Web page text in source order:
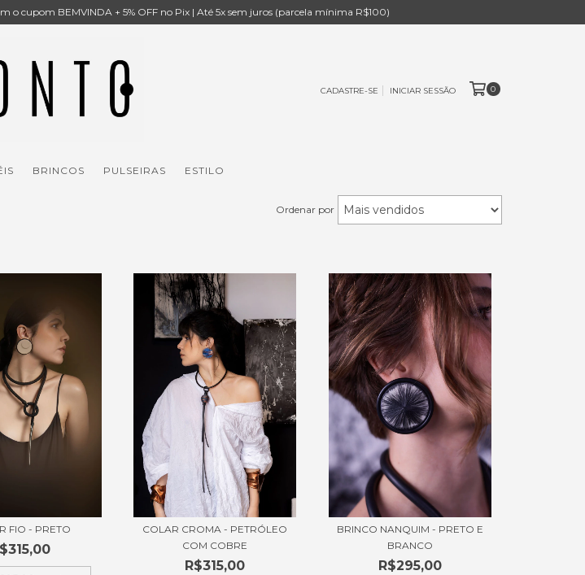
o cupom BEMVINDA + 5% OFF no Pix | Até 5x sem juros (parcela mínima R$100)
CADASTRE-SE INICIAR SESSÃO 0
BRINCOS PULSEIRAS ESTILO
Ordenar por
FIO - PRETO
COLAR CROMA - PETRÓLEO
COM COBRE
R$315,00
BRINCO NANQUIM - PRETO E
BRANCO
R$295,00